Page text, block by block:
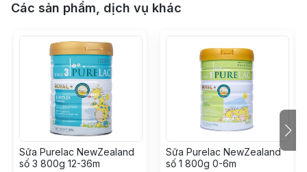
Các sản phẩm, dịch vụ khác
Sữa Purelac NewZealand
số 3 800g 12-36m
Sữa Purelac NewZealand
số 1 800g 0-6m